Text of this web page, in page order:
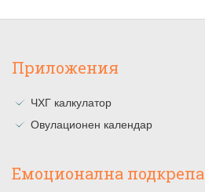
Приложения
ЧХГ калкулатор
Овулационен календар
Емоционална подкрепа